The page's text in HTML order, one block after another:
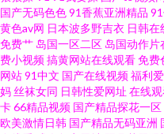
费电影院大全 91美女在线观看
线免费观看 三d电影 亚洲成人系
豆综合网 国产精品永久免费 91美
国产无码色色91香蕉亚洲精品
黄色av网 日本波多野吉衣 日韩在
免费艹 岛国一区二区 岛国动作片
费小视频搞黄网站在线观看免费
网站91中文 国产在线视频福利
妈丝袜女同 日韩性爱网址 在线
卡66精品视频 国产精品探花一区
欧美激情日韩 国产精品无码亚洲